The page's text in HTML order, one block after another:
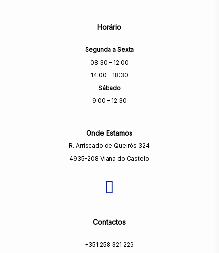
Horário
Segunda a Sexta
08:30 – 12:00
14:00 – 18:30
Sábado
9:00 – 12:30
Onde Estamos
R. Arriscado de Queirós 324
4935-208 Viana do Castelo
Contactos
+351 258 321 226